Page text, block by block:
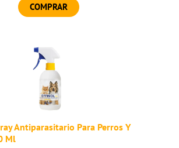
COMPRAR
Antiparasitario Para Perros Y
Ml